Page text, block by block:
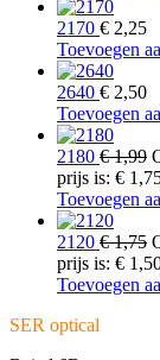
2170 € 2,25
Toevoegen
2640 € 2,50
Toevoegen
2180 €1,99
prijs is: €
Toevoegen
2120 €1,75
prijs is: €
Toevoegen
SER optical